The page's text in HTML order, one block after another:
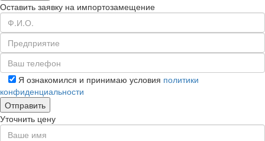
Оставить заявку на импортозамещение
Я ознакомился и принимаю условия политики
конфиденциальности
Уточнить цену